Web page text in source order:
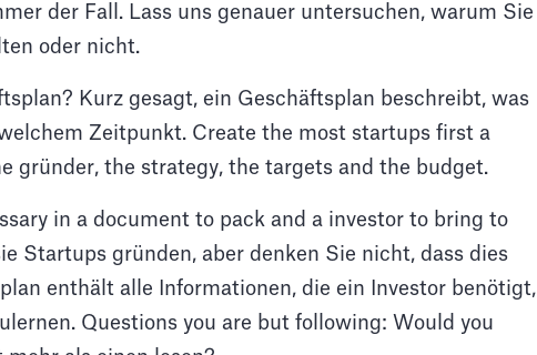
der Fall. Lass uns genauer untersuchen, warum Sie
oder nicht.
Kurz gesagt, ein Geschäftsplan beschreibt, was
Zeitpunkt. Create the most startups first a
gründer, the strategy, the targets and the budget.
in a document to pack and a investor to bring to
Startups gründen, aber denken Sie nicht, dass dies
enthält alle Informationen, die ein Investor benötigt,
Questions you are but following: Would you